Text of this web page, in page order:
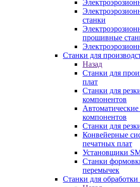
станки
прошивные
Станки для
Назад
Станки для
плат
Станки для
компонентов
компонентов
Станки для
Конвейерные
печатных плат
Установщики
Станки
перемычек
Станки для